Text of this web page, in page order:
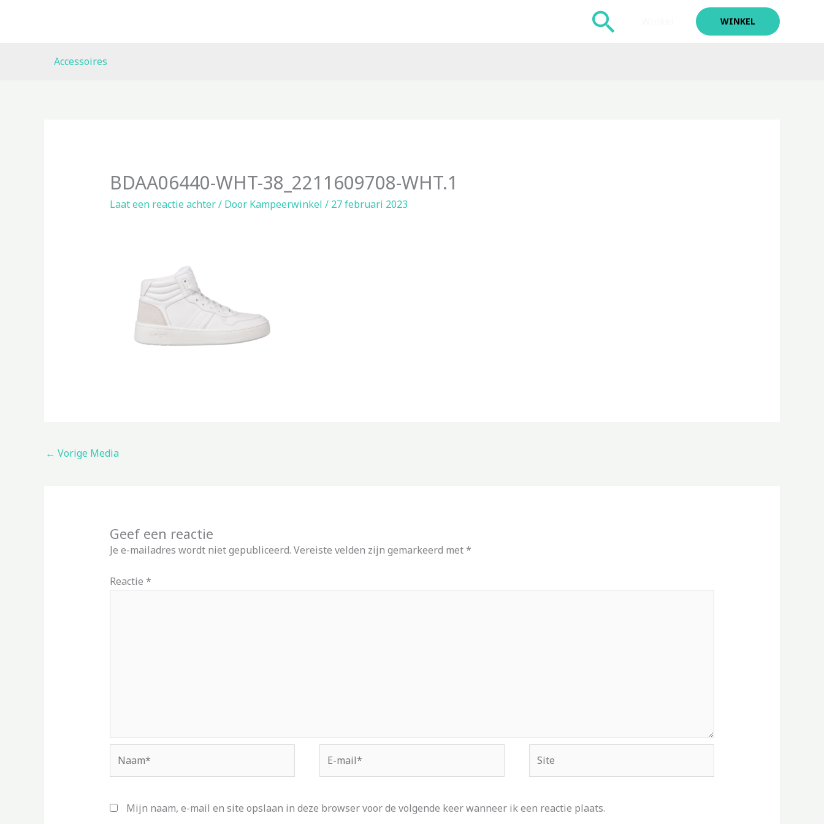
Zoeken WINKEL
Accessoires
BDAA06440-WHT-38_2211609708-WHT.1
Laat een reactie achter/ Door Kampeerwinkel / 27 februari 2023
← Vorige Media
Geef een reactie
Je e-mailadres wordt niet gepubliceerd. Vereiste velden zijn gemarkeerd met*
Reactie *
mail*
Mijn naam, e-mail en site opslaan in deze browser voor de volgende keer wanneer ik een reactie plaats.